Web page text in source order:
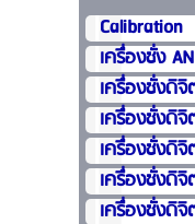
Calibration
เครื่องชั่ง
เครื่องชั่งดิ
เครื่องชั่งดิ
เครื่องชั่งดิ
เครื่องชั่งดิ
เครื่องชั่งดิ